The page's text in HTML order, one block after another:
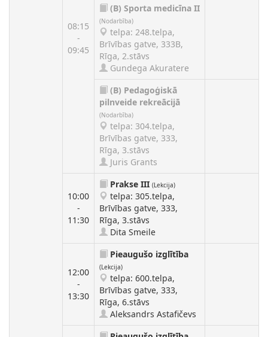
08:15
-
09:45
(B) Sporta medicīna II
(Nodarbība)
telpa: 248.telpa,
Brīvības gatve, 333B,
Rīga, 2.stāvs
Gundega Akuratere
(B) Pedagoģiskā
pilnveide rekreācijā
(Nodarbība)
telpa: 304.telpa,
Brīvības gatve, 333,
Rīga, 3.stāvs
Juris Grants
10:00
-
11:30
Prakse III (Lekcija)
telpa: 305.telpa,
Brīvības gatve, 333,
Rīga, 3.stāvs
Dita Smeile
12:00
-
13:30
Pieaugušo izglītība
(Lekcija)
telpa: 600.telpa,
Brīvības gatve, 333,
Rīga, 6.stāvs
Aleksandrs Astafičevs